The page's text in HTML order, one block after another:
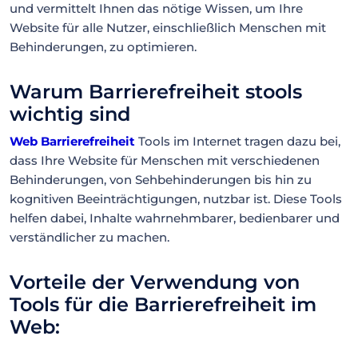
und vermittelt Ihnen das nötige Wissen, um Ihre
Website für alle Nutzer, einschließlich Menschen mit
Behinderungen, zu optimieren.
Warum Barrierefreiheit stools
wichtig sind
Web Barrierefreiheit Tools im Internet tragen dazu bei,
dass Ihre Website für Menschen mit verschiedenen
Behinderungen, von Sehbehinderungen bis hin zu
kognitiven Beeinträchtigungen, nutzbar ist. Diese Tools
helfen dabei, Inhalte wahrnehmbarer, bedienbarer und
verständlicher zu machen.
Vorteile der Verwendung von
Tools für die Barrierefreiheit im
Web: